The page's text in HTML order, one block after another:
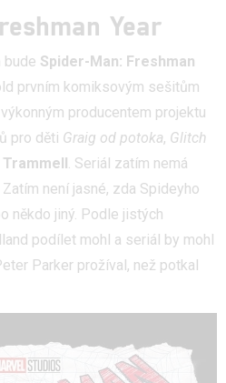
Year
bude Spider-Man: Freshman
prvním komiksovým sešitům
producentem projektu
pro děti Graig od potoka, Glitch
. Seriál zatím nemá
není jasné, zda Spideyho
někdo jiný. Podle jistých
podílet mohl a seriál by mohl
Parker prožíval, než potkal